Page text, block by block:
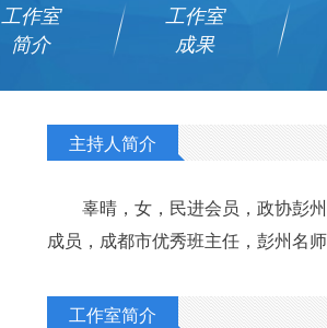
工作室
简介
工作室
成果
主持人简介
辜晴，女，民进会员，政协彭
成员，成都市优秀班主任，彭州名师
工作室简介